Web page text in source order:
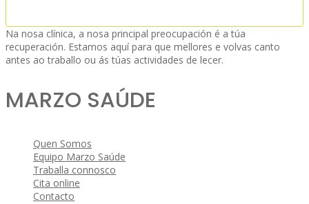
Na nosa clínica, a nosa principal preocupación é a túa
recuperación. Estamos aquí para que mellores e volvas canto
antes ao traballo ou ás túas actividades de lecer.
MARZO SAÚDE
Quen Somos
Equipo Marzo Saúde
Traballa connosco
Cita online
Contacto